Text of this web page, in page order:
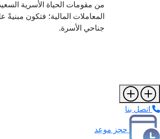
من مقومات الحياة الأسرية
المعاملات المالية؛ فتكون
جناحي الأسرة.
اتصل بنا
حجز موعد